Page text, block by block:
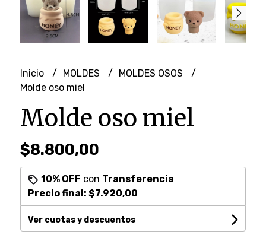
Inicio MOLDES
MOLDES OSOS
Molde oso miel
Molde oso miel
$8.800,00
10% OFF con Transferencia
Precio final: $7.920,00
Ver cuotas y descuentos